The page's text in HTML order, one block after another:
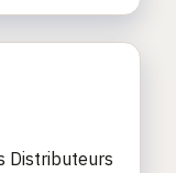
Distributeurs